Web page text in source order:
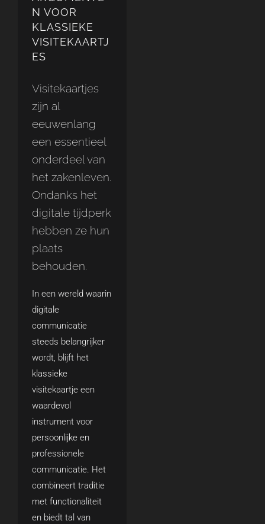
N VOOR
KLASSIEKE
VISITEKAARTJ
ES
Visitekaartjes
zijn al
eeuwenlang
een essentieel
onderdeel van
het zakenleven.
Ondanks het
digitale tijdperk
hebben ze hun
plaats
behouden.
In een wereld waarin
digitale
communicatie
steeds belangrijker
wordt, blijft het
klassieke
visitekaartje een
waardevol
instrument voor
persoonlijke en
professionele
communicatie. Het
combineert traditie
met functionaliteit
en biedt tal van